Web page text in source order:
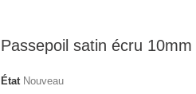
Passepoil satin écru 10mm
État Nouveau